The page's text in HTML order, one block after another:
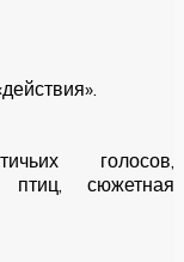
голосов,
птиц, сюжетная